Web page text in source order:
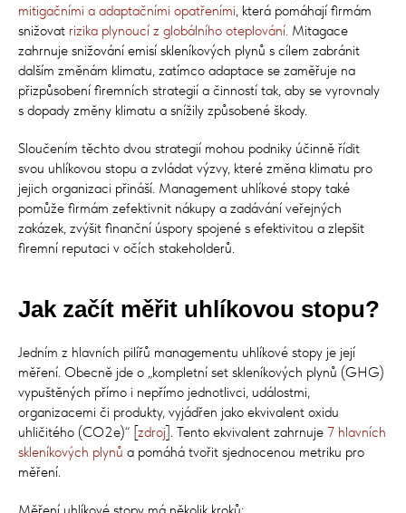
mitigačními a adaptačními opatřeními , která pomáhají firmám
snižovat rizika plynoucí z globálního oteplování. Mitagace
zahrnuje snižování emisí skleníkových plynů s cílem zabránit
dalším změnám klimatu, zatímco adaptace se zaměřuje na
přizpůsobení firemních strategií a činností tak, aby se vyrovnaly
s dopady změny klimatu a snížily způsobené škody.
Sloučením těchto dvou strategií mohou podniky účinně řídit
svou uhlíkovou stopu a zvládat výzvy, které změna klimatu pro
jejich organizaci přináší. Management uhlíkové stopy také
pomůže firmám zefektivnit nákupy a zadávání veřejných
zakázek, zvýšit finanční úspory spojené s efektivitou a zlepšit
firemní reputaci v očích stakeholderů.
Jak začít měřit uhlíkovou stopu?
Jedním z hlavních pilířů managementu uhlíkové stopy je její
měření. Obecně jde o „kompletní set skleníkových plynů (GHG)
vypuštěných přímo i nepřímo jednotlivci, událostmi,
organizacemi či produkty, vyjádřen jako ekvivalent oxidu
uhličitého (CO2e)“ [zdroj]. Tento ekvivalent zahrnuje 7 hlavních
skleníkových plynů a pomáhá tvořit sjednocenou metriku pro
měření.
Měření uhlíkové stopy má několik kroků: